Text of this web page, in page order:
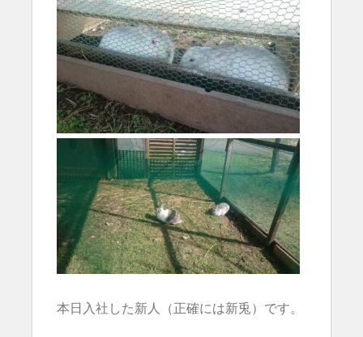
本日入社した新人（正確には新兎）です。